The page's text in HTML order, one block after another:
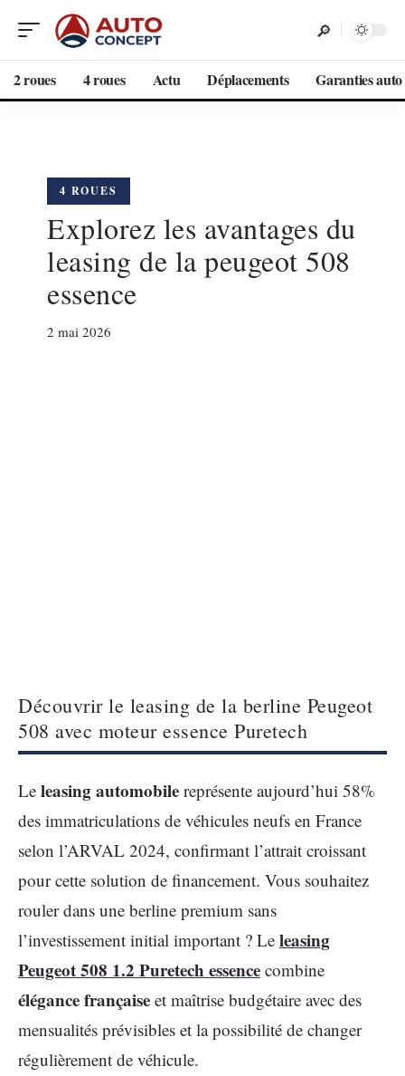
2 roues 4 roues Actu Déplacements Garanties auto
4 ROUES
Explorez les avantages du
leasing de la peugeot 508
essence
2 mai 2026
Découvrir le leasing de la berline Peugeot
508 avec moteur essence Puretech
Le leasing automobile représente aujourd’hui 58%
des immatriculations de véhicules neufs en France
selon l’ARVAL 2024, confirmant l’attrait croissant
pour cette solution de financement. Vous souhaitez
rouler dans une berline premium sans
l’investissement initial important ? Le leasing
Peugeot 508 1.2 Puretech essence combine
élégance française et maîtrise budgétaire avec des
mensualités prévisibles et la possibilité de changer
régulièrement de véhicule.